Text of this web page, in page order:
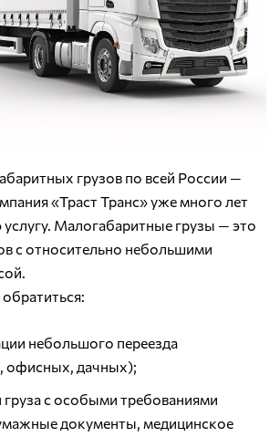
грузов по всей России —
«Траст Транс» уже много лет
Малогабаритные грузы — это
с относительно небольшими
небольшого переезда
офисных, дачных);
груза с особыми требованиями
документы, медицинское